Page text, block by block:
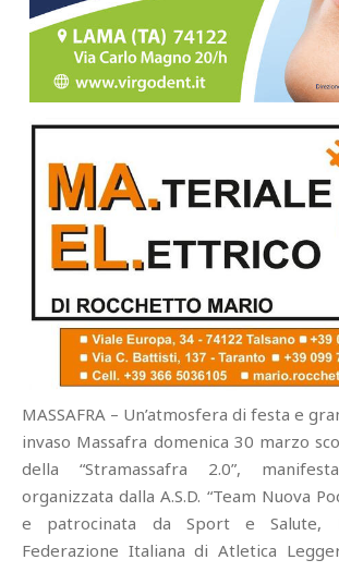
MASSAFRA – Un’atmosfera di festa e
invaso Massafra domenica 30 marzo
della “Stramassafra 2.0”,
organizzata dalla A.S.D. “Team Nuova
e patrocinata da Sport e Salute,
Federazione Italiana di Atletica